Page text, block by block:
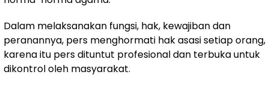
Dalam melaksanakan fungsi, hak, kewajiban dan
peranannya, pers menghormati hak asasi setiap orang,
karena itu pers dituntut profesional dan terbuka untuk
dikontrol oleh masyarakat.